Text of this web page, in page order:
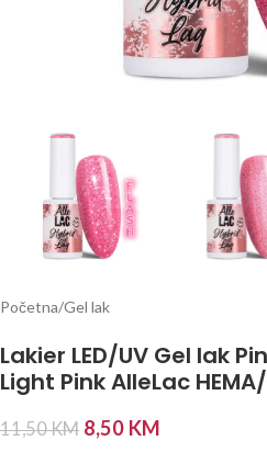
Početna/Gel lak
Lakier LED/UV Gel lak
Light Pink AlleLac
11,50KM 8,50 KM